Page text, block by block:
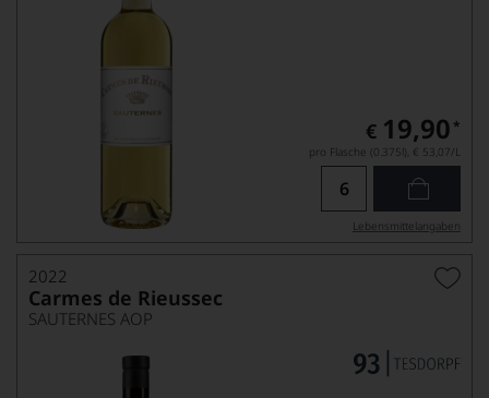
€ 19,90 *
pro Flasche (0.375l), € 53,07/L
Lebensmittel­angaben
2022
Carmes de Rieussec
SAUTERNES AOP